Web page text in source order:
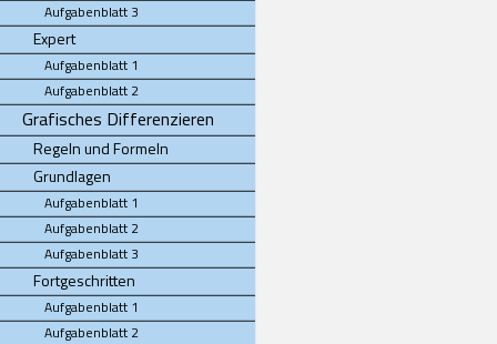
Aufgabenblatt 3
Expert
Aufgabenblatt 1
Aufgabenblatt 2
Grafisches Differenzieren
Regeln und Formeln
Grundlagen
Aufgabenblatt 1
Aufgabenblatt 2
Aufgabenblatt 3
Fortgeschritten
Aufgabenblatt 1
Aufgabenblatt 2